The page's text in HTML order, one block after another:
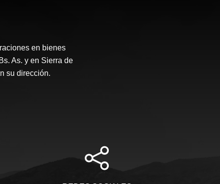
en bienes
As. y en Sierra de
su dirección.